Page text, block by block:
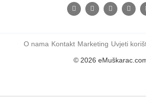
O nama Kontakt Marketing Uvjeti
© 2026